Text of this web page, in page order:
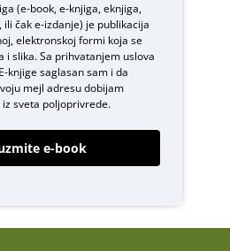
(e-book, e-knjiga, eknjiga,
čak e-izdanje) je publikacija
elektronskoj formi koja se
i slika. Sa prihvatanjem uslova
knjigesaglasan sam i da
mejl adresu dobijam
sveta poljoprivrede.
e-book